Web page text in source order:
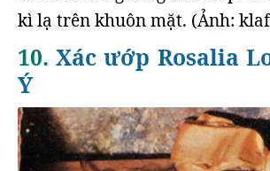
kì lạ trên khuôn mặt. (Ảnh:
10.Xác ướp Rosalia
Ý